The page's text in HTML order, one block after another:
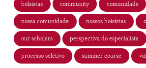
bolsistas community comunidade
nossa comunidade nossos bolsistas
our scholars perspectiva do especialista
processo seletivo summer course